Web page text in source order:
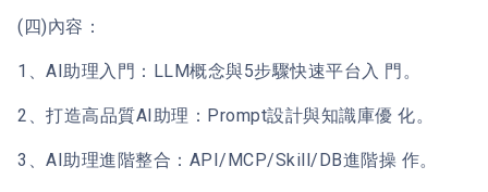
(四)內容：
1、AI助理入門：LLM概念與5步驟快速平台入 門。
2、打造高品質AI助理：Prompt設計與知識庫優 化。
3、AI助理進階整合：API/MCP/Skill/DB進階操 作。